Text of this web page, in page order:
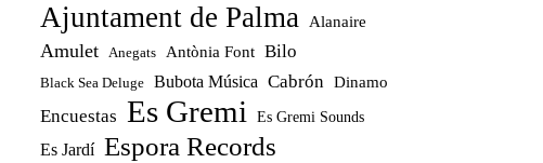
Ajuntament de Palma Alanaire
Amulet Anegats Antònia Font Bilo
Black Sea Deluge Bubota Música Cabrón Dinamo
Encuestas Es Gremi Es Gremi Sounds
Es Jardí Espora Records